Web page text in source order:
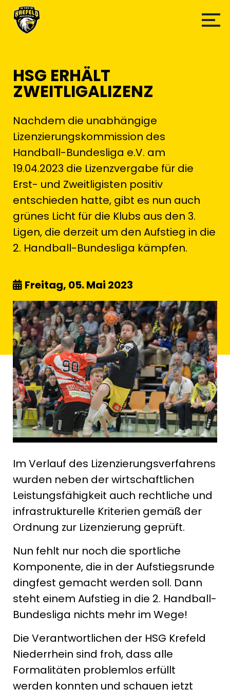
HSG ERHÄLT
ZWEITLIGALIZENZ
Nachdem die unabhängige
Lizenzierungskommission des
Handball-Bundesliga e.V. am
19.04.2023 die Lizenzvergabe für die
Erst- und Zweitligisten positiv
entschieden hatte, gibt es nun auch
grünes Licht für die Klubs aus den 3.
Ligen, die derzeit um den Aufstieg in die
2. Handball-Bundesliga kämpfen.
Freitag, 05. Mai 2023
Im Verlauf des Lizenzierungsverfahrens
wurden neben der wirtschaftlichen
Leistungsfähigkeit auch rechtliche und
infrastrukturelle Kriterien gemäß der
Ordnung zur Lizenzierung geprüft.
Nun fehlt nur noch die sportliche
Komponente, die in der Aufstiegsrunde
dingfest gemacht werden soll. Dann
steht einem Aufstieg in die 2. Handball-
Bundesliga nichts mehr im Wege!
Die Verantwortlichen der HSG Krefeld
Niederrhein sind froh, dass alle
Formalitäten problemlos erfüllt
werden konnten und schauen jetzt